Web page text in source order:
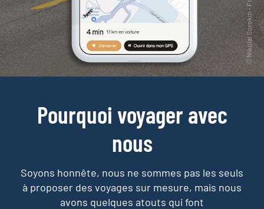
Pourquoi voyager avec
nous
Soyons honnête, nous ne sommes pas les seuls
à proposer des voyages sur mesure, mais nous
avons quelques atouts qui font